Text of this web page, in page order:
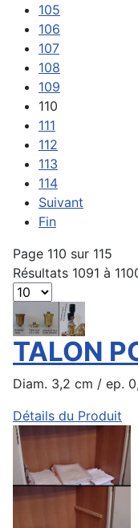
105
106
107
108
109
110
111
112
113
114
Suivant
Fin
Page 110 sur 115
Résultats 1091 à
TALON
Diam. 3,2 cm / ep.
Détails du Produit